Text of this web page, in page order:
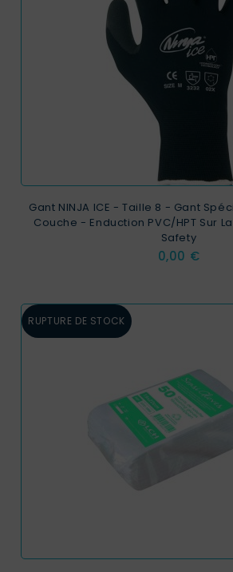
Gant NINJA ICE - Taille 8 - Gant
Couche - Enduction PVC/HPT Sur
Safety
Prix
0,00 €
RUPTURE DE STOCK